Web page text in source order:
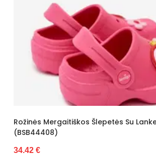
Rožinės Mergaitiškos Šlepetės Su
(BSB44408)
34.42 €